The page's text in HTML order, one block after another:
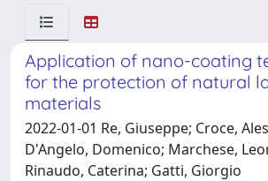
Application of nano-coating
for the protection of natural
materials
2022-01-01 Re, Giuseppe; Croce,
D'Angelo, Domenico; Marchese,
Rinaudo, Caterina; Gatti, Giorgio